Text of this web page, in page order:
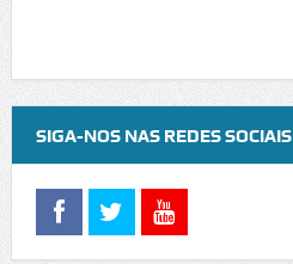
SIGA-NOS NAS REDES SOCIAIS